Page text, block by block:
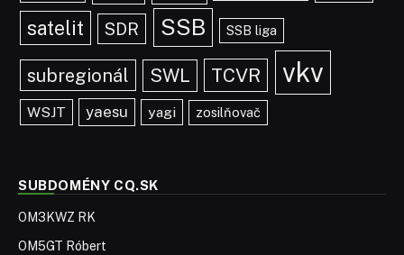
satelit SDR SSB SSB liga
subregionál SWL TCVR vkv
WSJT yaesu yagi zosilňovač
SUBDOMÉNY CQ.SK
OM3KWZ RK
OM5GT Róbert